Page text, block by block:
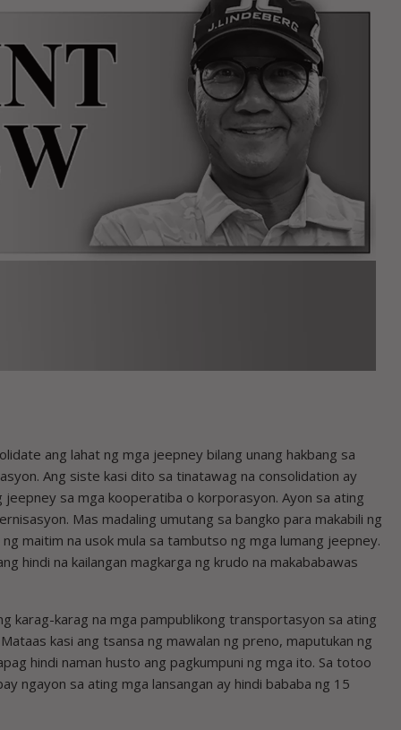
ang lahat ng mga jeepney bilang unang hakbang sa
Ang siste kasi dito sa tinatawag na consolidation ay
sa mga kooperatiba o korporasyon. Ayon sa ating
Mas madaling umutang sa bangko para makabili ng
maitim na usok mula sa tambutso ng mga lumang jeepney.
hindi na kailangan magkarga ng krudo na makababawas
karag-karag na mga pampublikong transportasyon sa ating
kasi ang tsansa ng mawalan ng preno, maputukan ng
hindi naman husto ang pagkumpuni ng mga ito. Sa totoo
ngayon sa ating mga lansangan ay hindi bababa ng 15